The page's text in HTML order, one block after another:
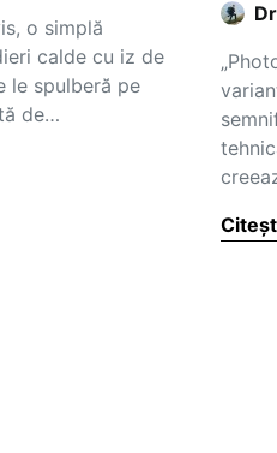
o simplă
calde cu iz de
le spulberă pe
de…